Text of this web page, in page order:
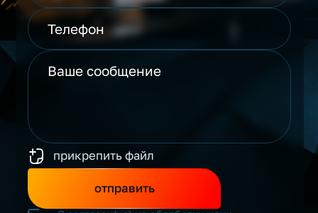
прикрепить файл
отправить